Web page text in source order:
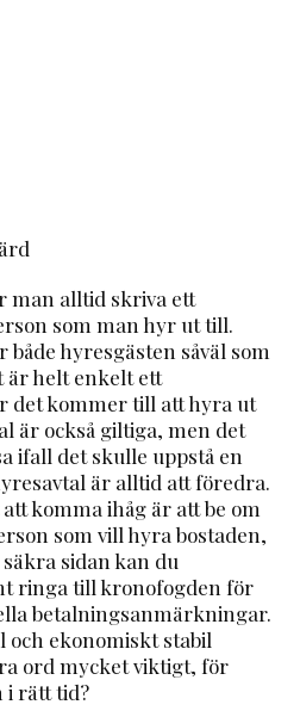
man alltid skriva ett
som man hyr ut till.
både hyresgästen såväl som
är helt enkelt ett
det kommer till att hyra ut
är också giltiga, men det
ifall det skulle uppstå en
är alltid att föredra.
komma ihåg är att be om
som vill hyra bostaden,
sidan kan du
ringa till kronofogden för
betalningsanmärkningar.
och ekonomiskt stabil
ord mycket viktigt, för
i rätt tid?